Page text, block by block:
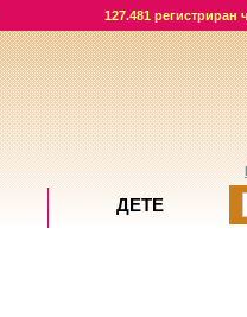
127.481 регистриран
ДЕТЕ